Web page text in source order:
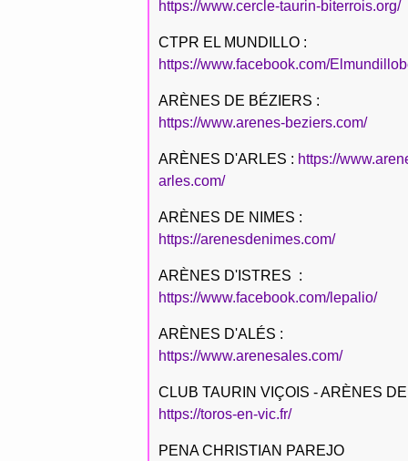
https://www.cercle-taurin-biterrois.org/
CTPR EL MUNDILLO :
https://www.facebook.com/
ARÈNES DE BÉZIERS :
https://www.arenes-beziers.com/
ARÈNES D'ARLES : https://
arles.com/
ARÈNES DE NIMES :
https://arenesdenimes.com/
ARÈNES D'ISTRES :
https://www.facebook.com/lepalio/
ARÈNES D'ALÉS :
https://www.arenesales.com/
CLUB TAURIN VIÇOIS - ARÈNES
https://toros-en-vic.fr/
PENA CHRISTIAN PAREJO